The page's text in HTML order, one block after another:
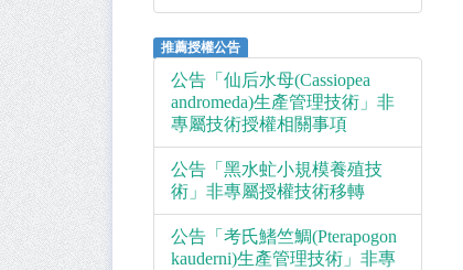
推薦授權公告
公告「仙后水母(Cassiopea
andromeda)生產管理技術」非
專屬技術授權相關事項
公告「黑水虻小規模養殖技
術」非專屬授權技術移轉
公告「考氏鰭竺鯛(Pterapogon
kauderni)生產管理技術」非專